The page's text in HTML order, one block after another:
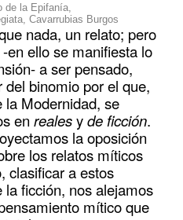
de la Epifanía,
Cavarrubias Burgos
nada, un relato; pero
en ello se manifiesta lo
a ser pensado,
binomio por el que,
la Modernidad, se
en realesyde ficción.
la oposición
los relatos míticos
clasificar a estos
la ficción, nos alejamos
mítico que